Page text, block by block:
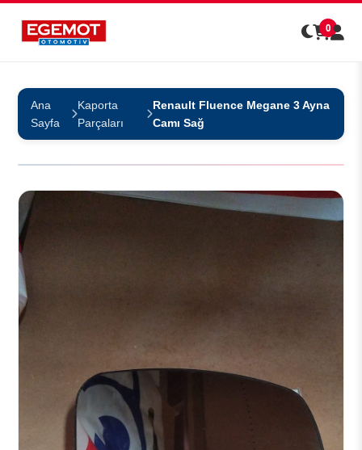
0
Ana
Sayfa
Kaporta
Parçaları
Renault Fluence Megane 3 Ayna
Camı Sağ